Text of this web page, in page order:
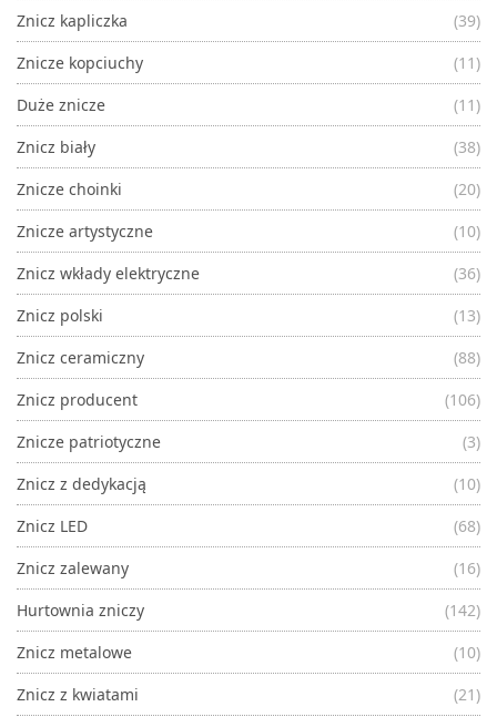
Znicz kapliczka
(39)
Znicze kopciuchy
(11)
Duże znicze
(11)
Znicz biały
(38)
Znicze choinki
(20)
Znicze artystyczne
(10)
Znicz wkłady elektryczne
(36)
Znicz polski
(13)
Znicz ceramiczny
(88)
Znicz producent
(106)
Znicze patriotyczne
(3)
Znicz z dedykacją
(10)
Znicz LED
(68)
Znicz zalewany
(16)
Hurtownia zniczy
(142)
Znicz metalowe
(10)
Znicz z kwiatami
(21)